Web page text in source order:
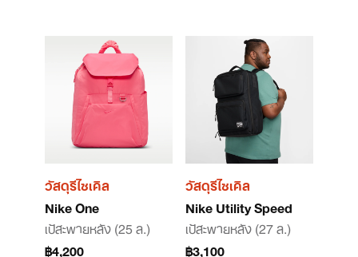
วัสดุรีไซเคิล
Nike One
เป้สะพายหลัง (25 ล.)
฿4,200
วัสดุรีไซเคิล
Nike Utility Speed
เป้สะพายหลัง (27 ล.)
฿3,100